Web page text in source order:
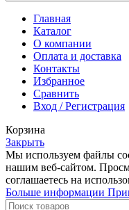
Главная
Каталог
О компании
Оплата и доставка
Контакты
Избранное
Сравнить
Вход / Регистрация
Корзина
Закрыть
Мы используем файлы
нашим веб-сайтом.
соглашаетесь на
Больше информации